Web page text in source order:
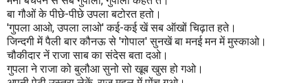
बा गौओं के पीछे-पीछे उपला बटोरत हतो।
'गुपला आओ, उपला लाओ' कई-कई खें सब ऑखों चिढ़ात हते।
जिन्दगी में पैली बार कौनऊ से 'गोपाल' सुनखें बा मनई मन में मुस्काओ।
चौकीदार नें राजा साब का संदेस बता दओ।
गुपला ने राजा को बुलौआ सुनो सो खूब खुस हो गओ।